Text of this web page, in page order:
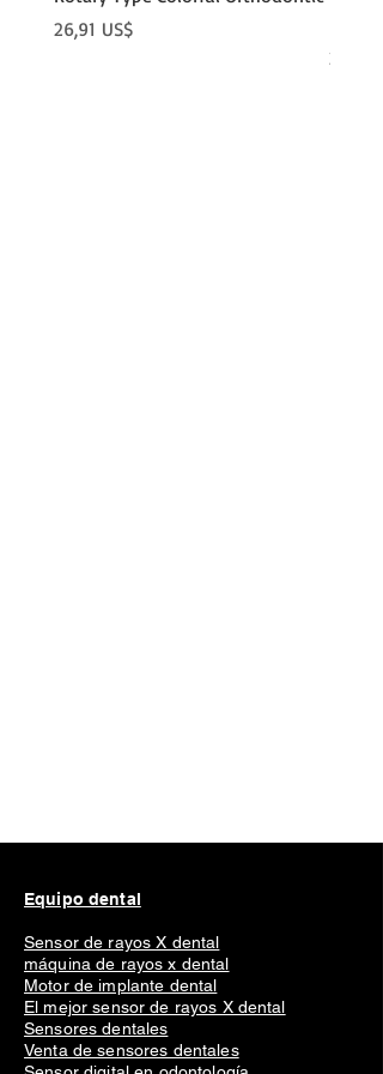
Precio
26,91 US$
Precio
21,86
Equipo dental
Sensor de rayos X dental
máquina de rayos x dental
Motor de implante dental
El mejor sensor de rayos X dental
Sensores dentales
Venta de sensores dentales